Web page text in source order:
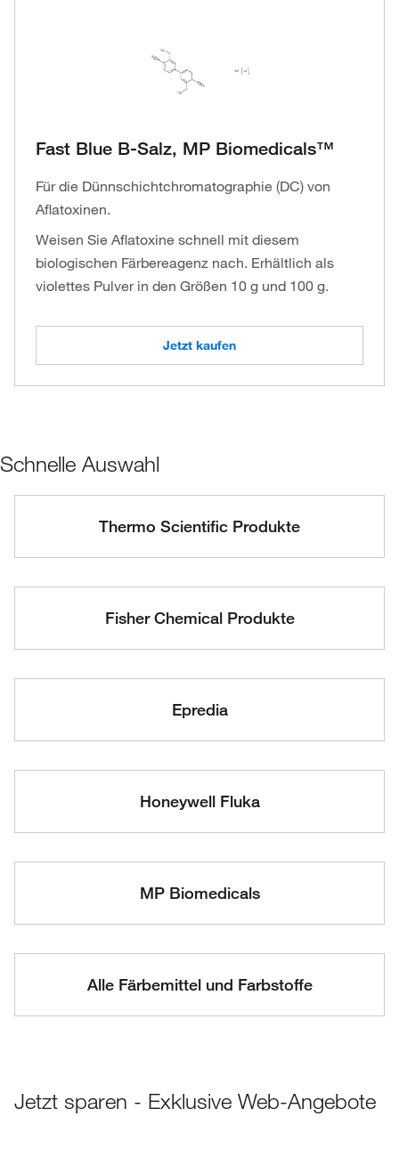
Fast Blue B-Salz, MP Biomedicals™
Für die Dünnschichtchromatographie (DC) von
Aflatoxinen.
Weisen Sie Aflatoxine schnell mit diesem
biologischen Färbereagenz nach. Erhältlich als
violettes Pulver in den Größen 10 g und 100 g.
Jetzt kaufen
Schnelle Auswahl
Thermo Scientific Produkte
Fisher Chemical Produkte
Epredia
Honeywell Fluka
MP Biomedicals
Alle Färbemittel und Farbstoffe
Jetzt sparen - Exklusive Web-Angebote